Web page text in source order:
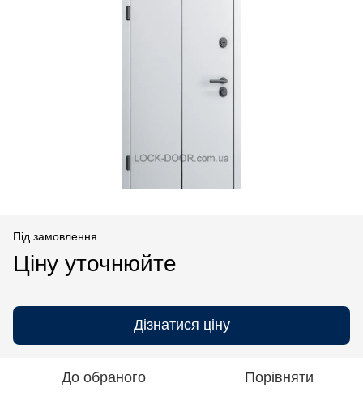
Під замовлення
Ціну уточнюйте
Дізнатися ціну
До обраного Порівняти